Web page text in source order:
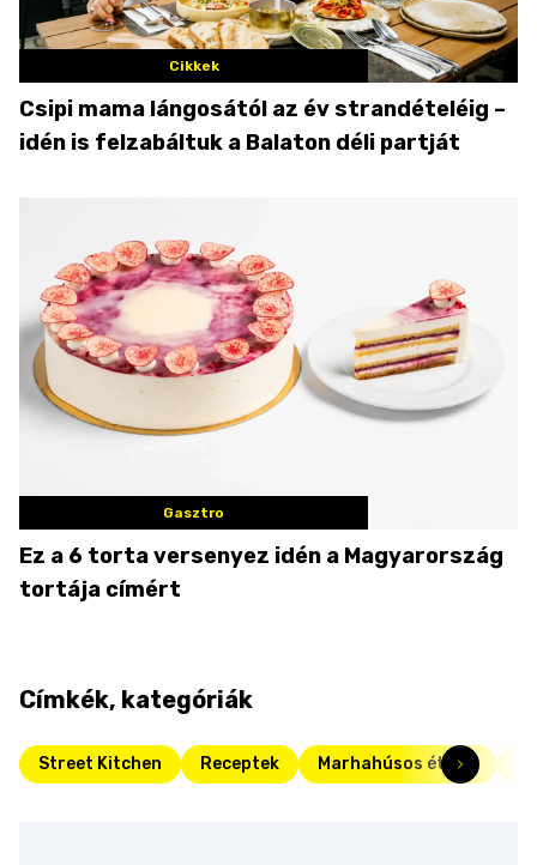
Cikkek
Csipi mama lángosától az év strandételéig –
idén is felzabáltuk a Balaton déli partját
Gasztro
Ez a 6 torta versenyez idén a Magyarország
tortája címért
Címkék, kategóriák
Street Kitchen Receptek Marhahúsos ételek